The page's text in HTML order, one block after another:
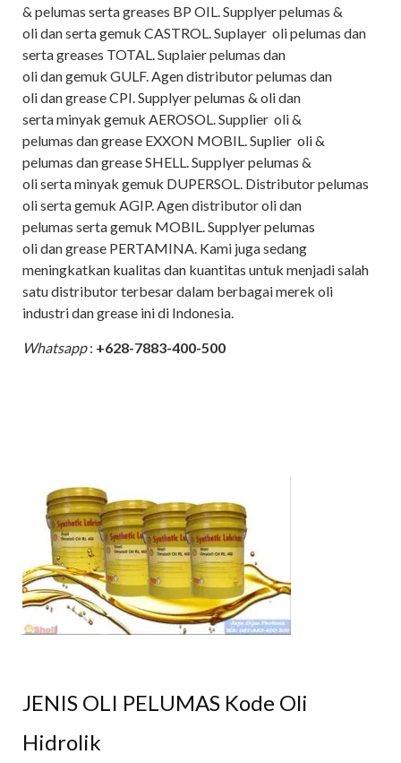
& pelumas serta greases BP OIL. Supplyer pelumas &
oli dan serta gemuk CASTROL. Suplayer oli pelumas dan
serta greases TOTAL. Suplaier pelumas dan
oli dan gemuk GULF. Agen distributor pelumas dan
oli dan grease CPI. Supplyer pelumas & oli dan
serta minyak gemuk AEROSOL. Supplier oli &
pelumas dan grease EXXON MOBIL. Suplier oli &
pelumas dan grease SHELL. Supplyer pelumas &
oli serta minyak gemuk DUPERSOL. Distributor pelumas
oli serta gemuk AGIP. Agen distributor oli dan
pelumas serta gemuk MOBIL. Supplyer pelumas
oli dan grease PERTAMINA. Kami juga sedang
meningkatkan kualitas dan kuantitas untuk menjadi salah
satu distributor terbesar dalam berbagai merek oli
industri dan grease ini di Indonesia.
Whatsapp: +628-7883-400-500
JENIS OLI PELUMAS Kode Oli
Hidrolik